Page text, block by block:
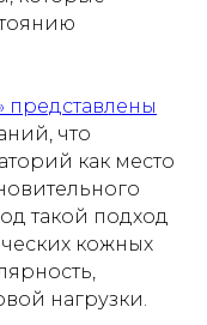
представлены
что
как место
такой подход
кожных
нагрузки.